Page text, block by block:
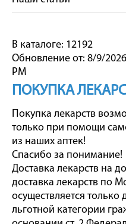
В каталоге: 12192
Обновление от: 8/9/2026
PM
ПОКУПКА
Покупка лекарств
только при помощи
из наших аптек!
Спасибо за понимание!
Доставка лекарств на
доставка лекарств по
осуществляется только
льготной категории